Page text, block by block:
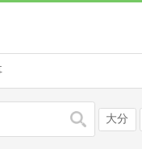
検索 大分